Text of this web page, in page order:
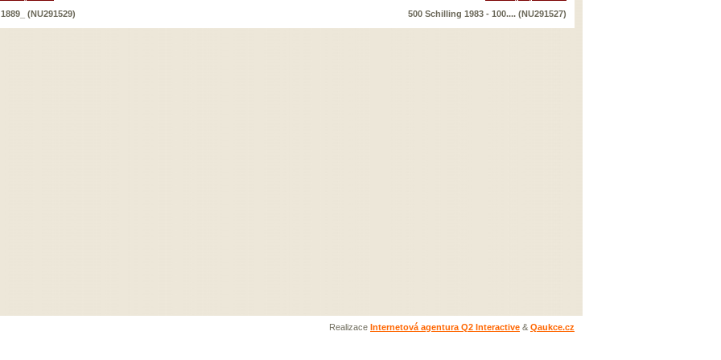
(NU291529)
500 Schilling 1983 - 100.... (NU291527)
Realizace Internetová agentura Q2 Interactive & Qaukce.cz